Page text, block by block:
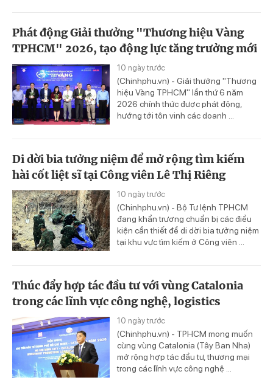
Phát động Giải thưởng "Thương hiệu Vàng
TPHCM" 2026, tạo động lực tăng trưởng mới
10 ngày trước
(Chinhphu.vn) - Giải thưởng "Thương
hiệu Vàng TPHCM" lần thứ 6 năm
2026 chính thức được phát động,
hướng tới tôn vinh các doanh ...
Di dời bia tưởng niệm để mở rộng tìm kiếm
hài cốt liệt sĩ tại Công viên Lê Thị Riêng
10 ngày trước
(Chinhphu.vn) - Bộ Tư lệnh TPHCM
đang khẩn trương chuẩn bị các điều
kiện cần thiết để di dời bia tưởng niệm
tại khu vực tìm kiếm ở Công viên ...
Thúc đẩy hợp tác đầu tư với vùng Catalonia
trong các lĩnh vực công nghệ, logistics
10 ngày trước
(Chinhphu.vn) - TPHCM mong muốn
cùng vùng Catalonia (Tây Ban Nha)
mở rộng hợp tác đầu tư, thương mại
trong các lĩnh vực công nghệ ...